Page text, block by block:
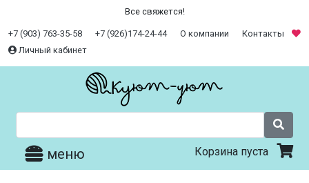
Все свяжется!
+7 (903) 763-35-58 +7 (926)174-24-44 О компании
Контакты
Личный кабинет
меню Корзина пуста